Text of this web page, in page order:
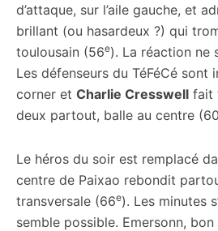
d’attaque, sur l’aile gauche, et
brillant (ou hasardeux ?) qui
toulousain (56e). La réaction ne
Les défenseurs du TéFéCé sont
corner et Charlie Cresswell fait
deux partout, balle au centre (60
Le héros du soir est remplacé
centre de Paixao rebondit
transversale (66e). Les minutes
semble possible. Emersonn,